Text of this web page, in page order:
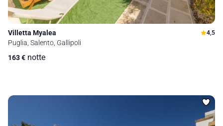
Villetta Myalea 4,5
Puglia, Salento, Gallipoli
163€ notte